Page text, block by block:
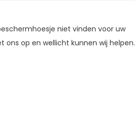
niet vinden voor uw
op en wellicht kunnen wij helpen.